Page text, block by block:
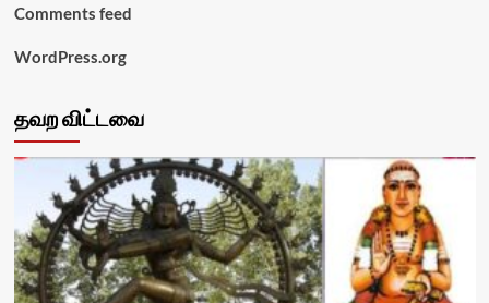
Comments feed
WordPress.org
தவற விட்டவை